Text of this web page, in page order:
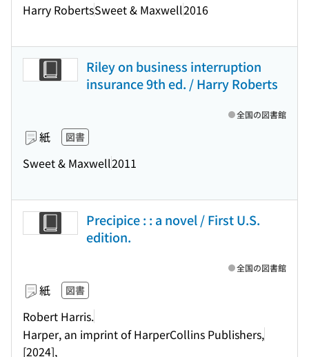
Harry RobertsSweet & Maxwell2016
Riley on business interruption
insurance 9th ed. / Harry Roberts
紙 図書
Sweet & Maxwell2011
全国の図書館
Precipice : : a novel / First U.S.
edition.
紙 図書
Robert Harris.
Harper, an imprint of HarperCollins Publishers,
[2024],
全国の図書館